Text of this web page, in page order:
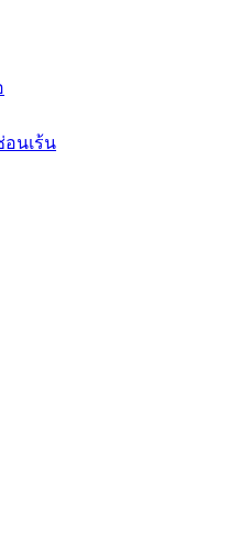
นเร้น